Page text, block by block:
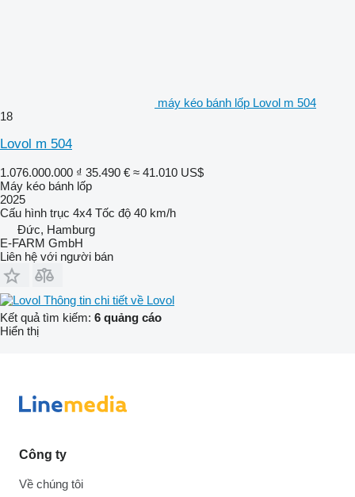
máy kéo bánh lốp Lovol m 504
18
Lovol m 504
1.076.000.000 ₫ 35.490 € ≈ 41.010 US$
Máy kéo bánh lốp
2025
Cấu hình trục 4x4 Tốc độ 40 km/h
Đức, Hamburg
E-FARM GmbH
Liên hệ với người bán
Thông tin chi tiết về Lovol
Kết quả tìm kiếm: 6 quảng cáo
Hiển thị
Công ty
Về chúng tôi